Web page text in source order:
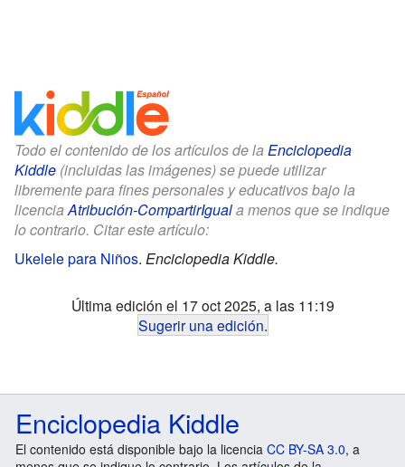
Todo el contenido de los artículos de la Enciclopedia
Kiddle (incluidas las imágenes) se puede utilizar
libremente para fines personales y educativos bajo la
licenciaAtribución-CompartirIguala menos que se indique
lo contrario. Citar este artículo:
Ukelele para Niños. Enciclopedia Kiddle.
Última edición el 17 oct 2025, a las 11:19
Sugerir una edición.
Enciclopedia Kiddle
El contenido está disponible bajo la licencia CC BY-SA 3.0, a